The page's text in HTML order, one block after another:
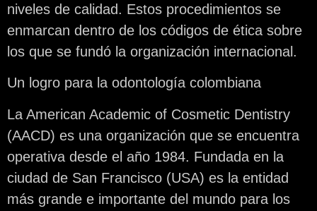
niveles de calidad. Estos procedimientos se
enmarcan dentro de los códigos de ética sobre
los que se fundó la organización internacional.
Un logro para la odontología colombiana
La American Academic of Cosmetic Dentistry
(AACD) es una organización que se encuentra
operativa desde el año 1984. Fundada en la
ciudad de San Francisco (USA) es la entidad
más grande e importante del mundo para los